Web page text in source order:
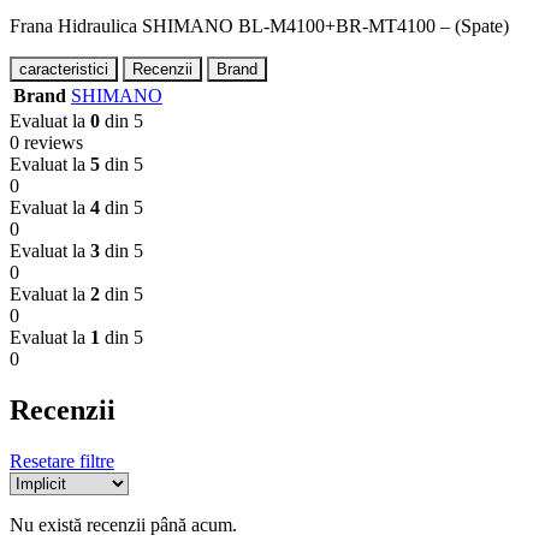
Frana Hidraulica SHIMANO BL-M4100+BR-MT4100 – (Spate)
caracteristici Recenzii Brand
Brand SHIMANO
Evaluat la 0 din 5
0 reviews
Evaluat la 5 din 5
0
Evaluat la 4 din 5
0
Evaluat la 3 din 5
0
Evaluat la 2 din 5
0
Evaluat la 1 din 5
0
Recenzii
Resetare filtre
Nu există recenzii până acum.